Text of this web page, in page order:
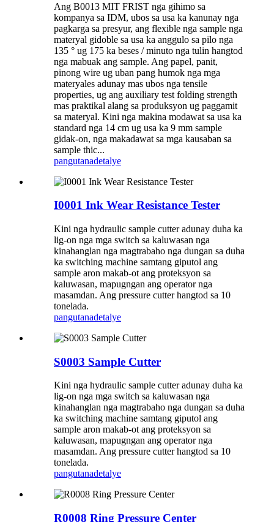
Ang B0013 MIT FRIST nga gihimo sa
kompanya sa IDM, ubos sa usa ka kanunay nga
pagkarga sa presyur, ang flexible nga sample nga
materyal gidoble sa usa ka anggulo sa pilo nga
135 ° ug 175 ka beses / minuto nga tulin hangtod
nga mabuak ang sample. Ang papel, panit,
pinong wire ug uban pang humok nga mga
materyales adunay mas ubos nga tensile
properties, ug ang auxiliary test folding strength
mas praktikal alang sa produksyon ug paggamit
sa materyal. Kini nga makina modawat sa usa ka
standard nga 14 cm ug usa ka 9 mm sample
gidak-on, nga makadawat sa mga kausaban sa
sample thic...
pangutanadetalye
I0001 Ink Wear Resistance Tester
Kini nga hydraulic sample cutter adunay duha ka
lig-on nga mga switch sa kaluwasan nga
kinahanglan nga magtrabaho nga dungan sa duha
ka switching machine samtang giputol ang
sample aron makab-ot ang proteksyon sa
kaluwasan, mapugngan ang operator nga
masamdan. Ang pressure cutter hangtod sa 10
tonelada.
pangutanadetalye
S0003 Sample Cutter
Kini nga hydraulic sample cutter adunay duha ka
lig-on nga mga switch sa kaluwasan nga
kinahanglan nga magtrabaho nga dungan sa duha
ka switching machine samtang giputol ang
sample aron makab-ot ang proteksyon sa
kaluwasan, mapugngan ang operator nga
masamdan. Ang pressure cutter hangtod sa 10
tonelada.
pangutanadetalye
R0008 Ring Pressure Center